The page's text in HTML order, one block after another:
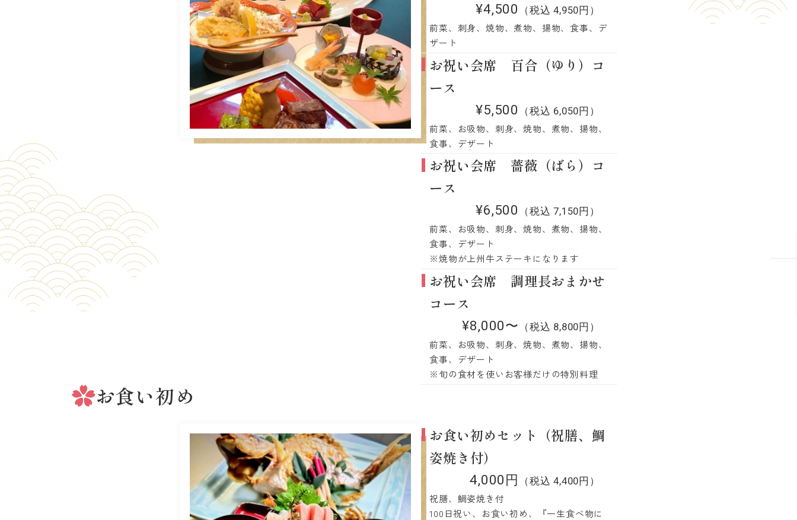
¥4,500 （税込 4,950円）
前菜、刺身、焼物、煮物、揚物、食事、デ
ザート
お祝い会席 百合（ゆり）コ
ース
¥5,500 （税込 6,050円）
前菜、お吸物、刺身、焼物、煮物、揚物、
食事、デザート
お祝い会席 薔薇（ばら）コ
ース
¥6,500 （税込 7,150円）
前菜、お吸物、刺身、焼物、煮物、揚物、
食事、デザート
※焼物が上州牛ステーキになります
お祝い会席 調理長おまかせ
コース
¥8,000〜 （税込 8,800円）
前菜、お吸物、刺身、焼物、煮物、揚物、
食事、デザート
※旬の食材を使いお客様だけの特別料理
お食い初め
お食い初めセット（祝膳、鯛
姿焼き付）
4,000円 （税込 4,400円）
祝膳、鯛姿焼き付
100日祝い、お食い初め、『一生食べ物に